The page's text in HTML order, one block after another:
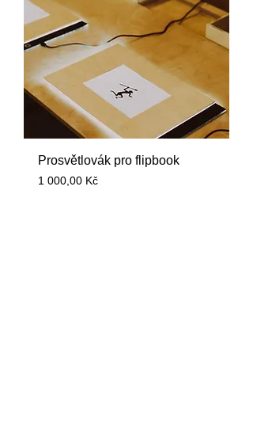
Prosvětlovák pro flipbook
Price
1 000,00 Kč